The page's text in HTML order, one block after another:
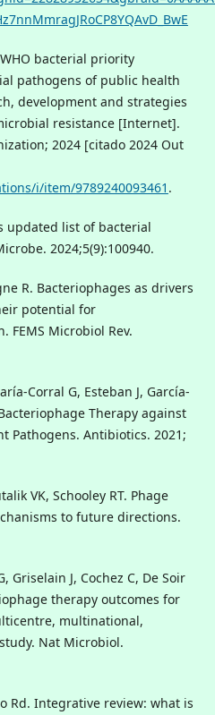
bacterial priority
pathogens of public health
development and strategies
resistance [Internet].
2024 [citado 2024 Out
i/item/9789240093461 .
updated list of bacterial
2024;5(9):100940.
R. Bacteriophages as drivers
potential for
FEMS Microbiol Rev.
Corral G, Esteban J, García-
Therapy against
Pathogens. Antibiotics. 2021;
VK, Schooley RT. Phage
to future directions.
Griselain J, Cochez C, De Soir
therapy outcomes for
multinational,
Nat Microbiol.
Rd. Integrative review: what is